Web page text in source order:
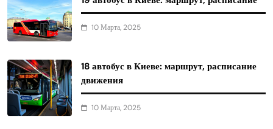
10 Марта, 2025
18 автобус в Киеве: маршрут, расписание
движения
10 Марта, 2025